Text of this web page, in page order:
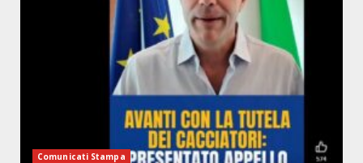
Comunicati Stampa